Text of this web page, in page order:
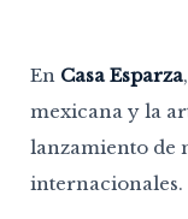
En Casa Esparza
mexicana y la
lanzamiento de
internacionales.